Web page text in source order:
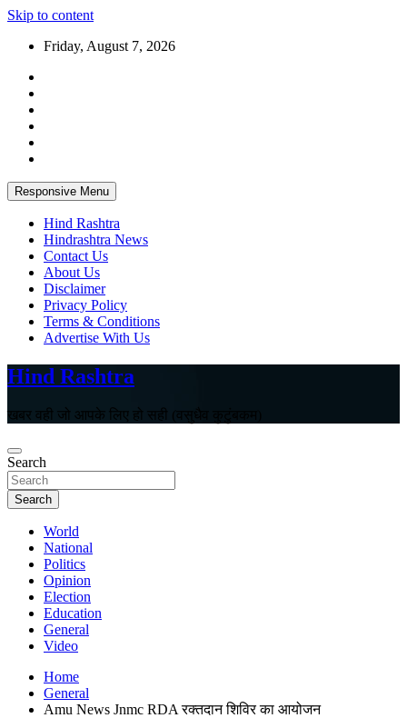
Skip to content
Friday, August 7, 2026
Responsive Menu
Hind Rashtra
Hindrashtra News
Contact Us
About Us
Disclaimer
Privacy Policy
Terms & Conditions
Advertise With Us
Hind Rashtra
खबर वही जो आपके लिए हो सही (वसुधैव कुटुंबकम)
Search
Search
World
National
Politics
Opinion
Election
Education
General
Video
Home
General
Amu News Jnmc RDA रक्तदान शिविर का आयोजन